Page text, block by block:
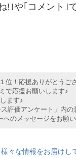
!｣や｢コメント｣
位！応援ありがとうご
で応援お願いします♪
ます♪
評価アンケート」内の
へのメッセージをお願
々な情報をお届けし